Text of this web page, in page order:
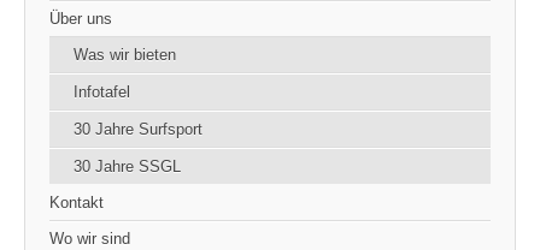
Über uns
Was wir bieten
Infotafel
30 Jahre Surfsport
30 Jahre SSGL
Kontakt
Wo wir sind